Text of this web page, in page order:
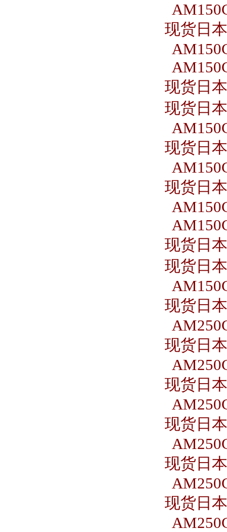
现货日
现货日
现货日
现货日
现货日
现货日
现货日
现货日
现货日
现货日
现货日
现货日
现货日